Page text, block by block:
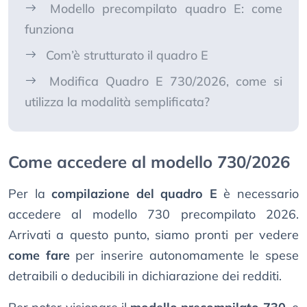
Modello precompilato quadro E: come
funziona
Com’è strutturato il quadro E
Modifica Quadro E 730/2026, come si
utilizza la modalità semplificata?
Come accedere al modello 730/2026
Per lacompilazione del quadro E è necessario
accedere al modello 730 precompilato 2026.
Arrivati a questo punto, siamo pronti per vedere
come fareper inserire autonomamente le spese
detraibili o deducibili in dichiarazione dei redditi.